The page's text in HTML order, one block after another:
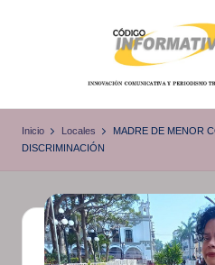
ó
i
g
o
noticias
Inicio Locales
MADRE DE MENOR
DISCRIMINACIÓN